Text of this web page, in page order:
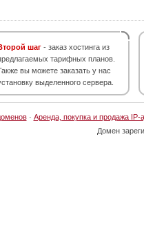
шаг - заказ хостинга из
тарифных планов.
вы можете заказать у нас
выделенного сервера.
· Аренда, покупка и продажа IP-
Домен